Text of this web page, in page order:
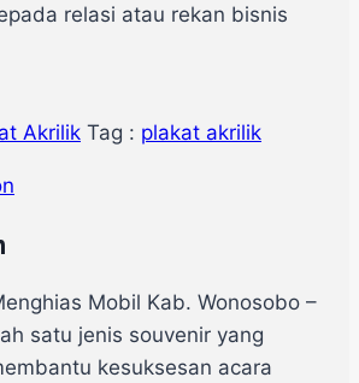
relasi atau rekan bisnis
Akrilik Tag : plakat akrilik
Mobil Kab. Wonosobo –
satu jenis souvenir yang
kesuksesan acara